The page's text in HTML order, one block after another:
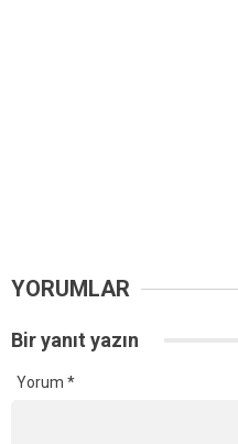
YORUMLAR
Bir yanıt yazın
Yorum *